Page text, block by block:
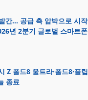
간… 공급 측 압박으로 시작
년 2분기 글로벌 스마트폰
Z 폴드8 울트라·폴드8·플립
종료